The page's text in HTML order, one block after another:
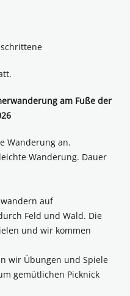
am Fuße der
Wanderung an.
Wanderung. Dauer
auf
Feld und Wald. Die
und wir kommen
wir Übungen und Spiele
gemütlichen Picknick